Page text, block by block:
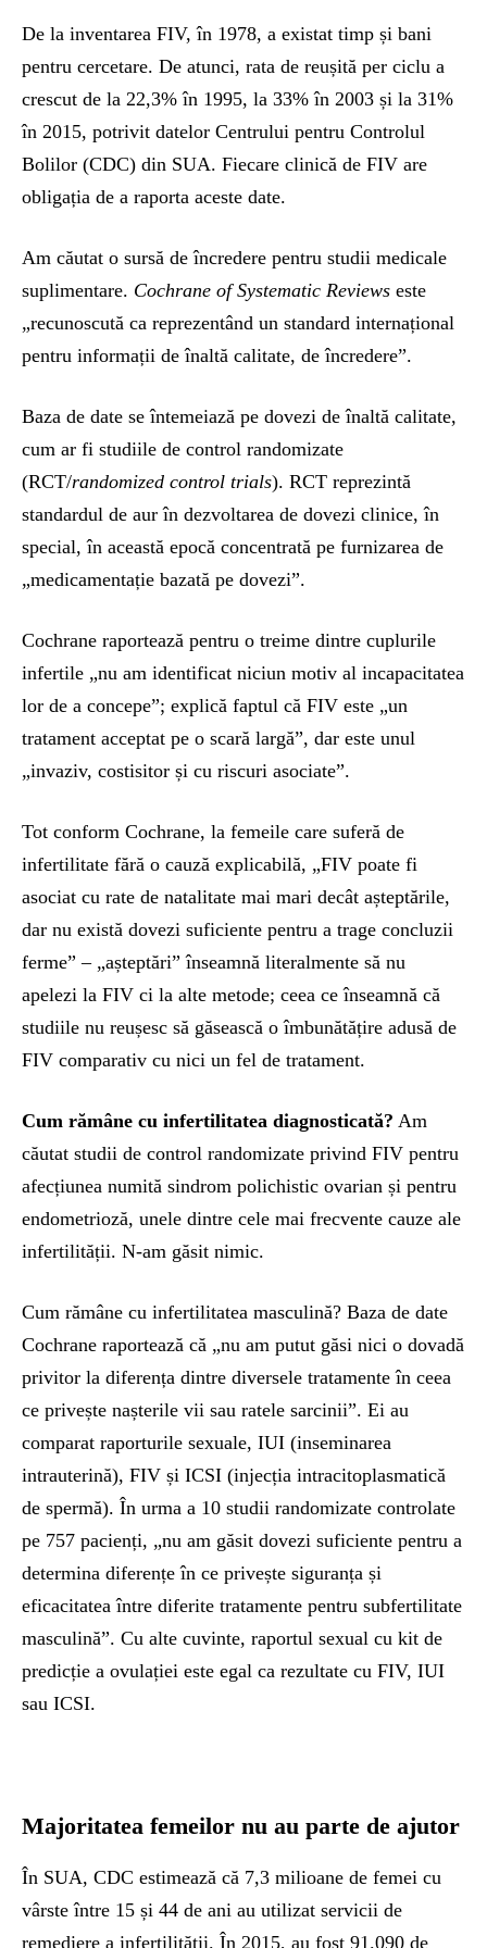
De la inventarea FIV, în 1978, a existat timp și bani
pentru cercetare. De atunci, rata de reușită per ciclu a
crescut de la 22,3% în 1995, la 33% în 2003 și la 31%
în 2015, potrivit datelor Centrului pentru Controlul
Bolilor (CDC) din SUA. Fiecare clinică de FIV are
obligația de a raporta aceste date.
Am căutat o sursă de încredere pentru studii medicale
suplimentare. Cochrane of Systematic Reviews este
„recunoscută ca reprezentând un standard internațional
pentru informații de înaltă calitate, de încredere”.
Baza de date se întemeiază pe dovezi de înaltă calitate,
cum ar fi studiile de control randomizate
(RCT/randomized control trials). RCT reprezintă
standardul de aur în dezvoltarea de dovezi clinice, în
special, în această epocă concentrată pe furnizarea de
„medicamentație bazată pe dovezi”.
Cochrane raportează pentru o treime dintre cuplurile
infertile „nu am identificat niciun motiv al incapacitatea
lor de a concepe”; explică faptul că FIV este „un
tratament acceptat pe o scară largă”, dar este unul
„invaziv, costisitor și cu riscuri asociate”.
Tot conform Cochrane, la femeile care suferă de
infertilitate fără o cauză explicabilă, „FIV poate fi
asociat cu rate de natalitate mai mari decât așteptările,
dar nu există dovezi suficiente pentru a trage concluzii
ferme” – „așteptări” înseamnă literalmente să nu
apelezi la FIV ci la alte metode; ceea ce înseamnă că
studiile nu reușesc să găsească o îmbunătățire adusă de
FIV comparativ cu nici un fel de tratament.
Cum rămâne cu infertilitatea diagnosticată? Am
căutat studii de control randomizate privind FIV pentru
afecțiunea numită sindrom polichistic ovarian și pentru
endometrioză, unele dintre cele mai frecvente cauze ale
infertilității. N-am găsit nimic.
Cum rămâne cu infertilitatea masculină? Baza de date
Cochrane raportează că „nu am putut găsi nici o dovadă
privitor la diferența dintre diversele tratamente în ceea
ce privește nașterile vii sau ratele sarcinii”. Ei au
comparat raporturile sexuale, IUI (inseminarea
intrauterină), FIV și ICSI (injecția intracitoplasmatică
de spermă). În urma a 10 studii randomizate controlate
pe 757 pacienți, „nu am găsit dovezi suficiente pentru a
determina diferențe în ce privește siguranța și
eficacitatea între diferite tratamente pentru subfertilitate
masculină”. Cu alte cuvinte, raportul sexual cu kit de
predicție a ovulației este egal ca rezultate cu FIV, IUI
sau ICSI.
Majoritatea femeilor nu au parte de ajutor
În SUA, CDC estimează că 7,3 milioane de femei cu
vârste între 15 și 44 de ani au utilizat servicii de
remediere a infertilității. În 2015, au fost 91.090 de